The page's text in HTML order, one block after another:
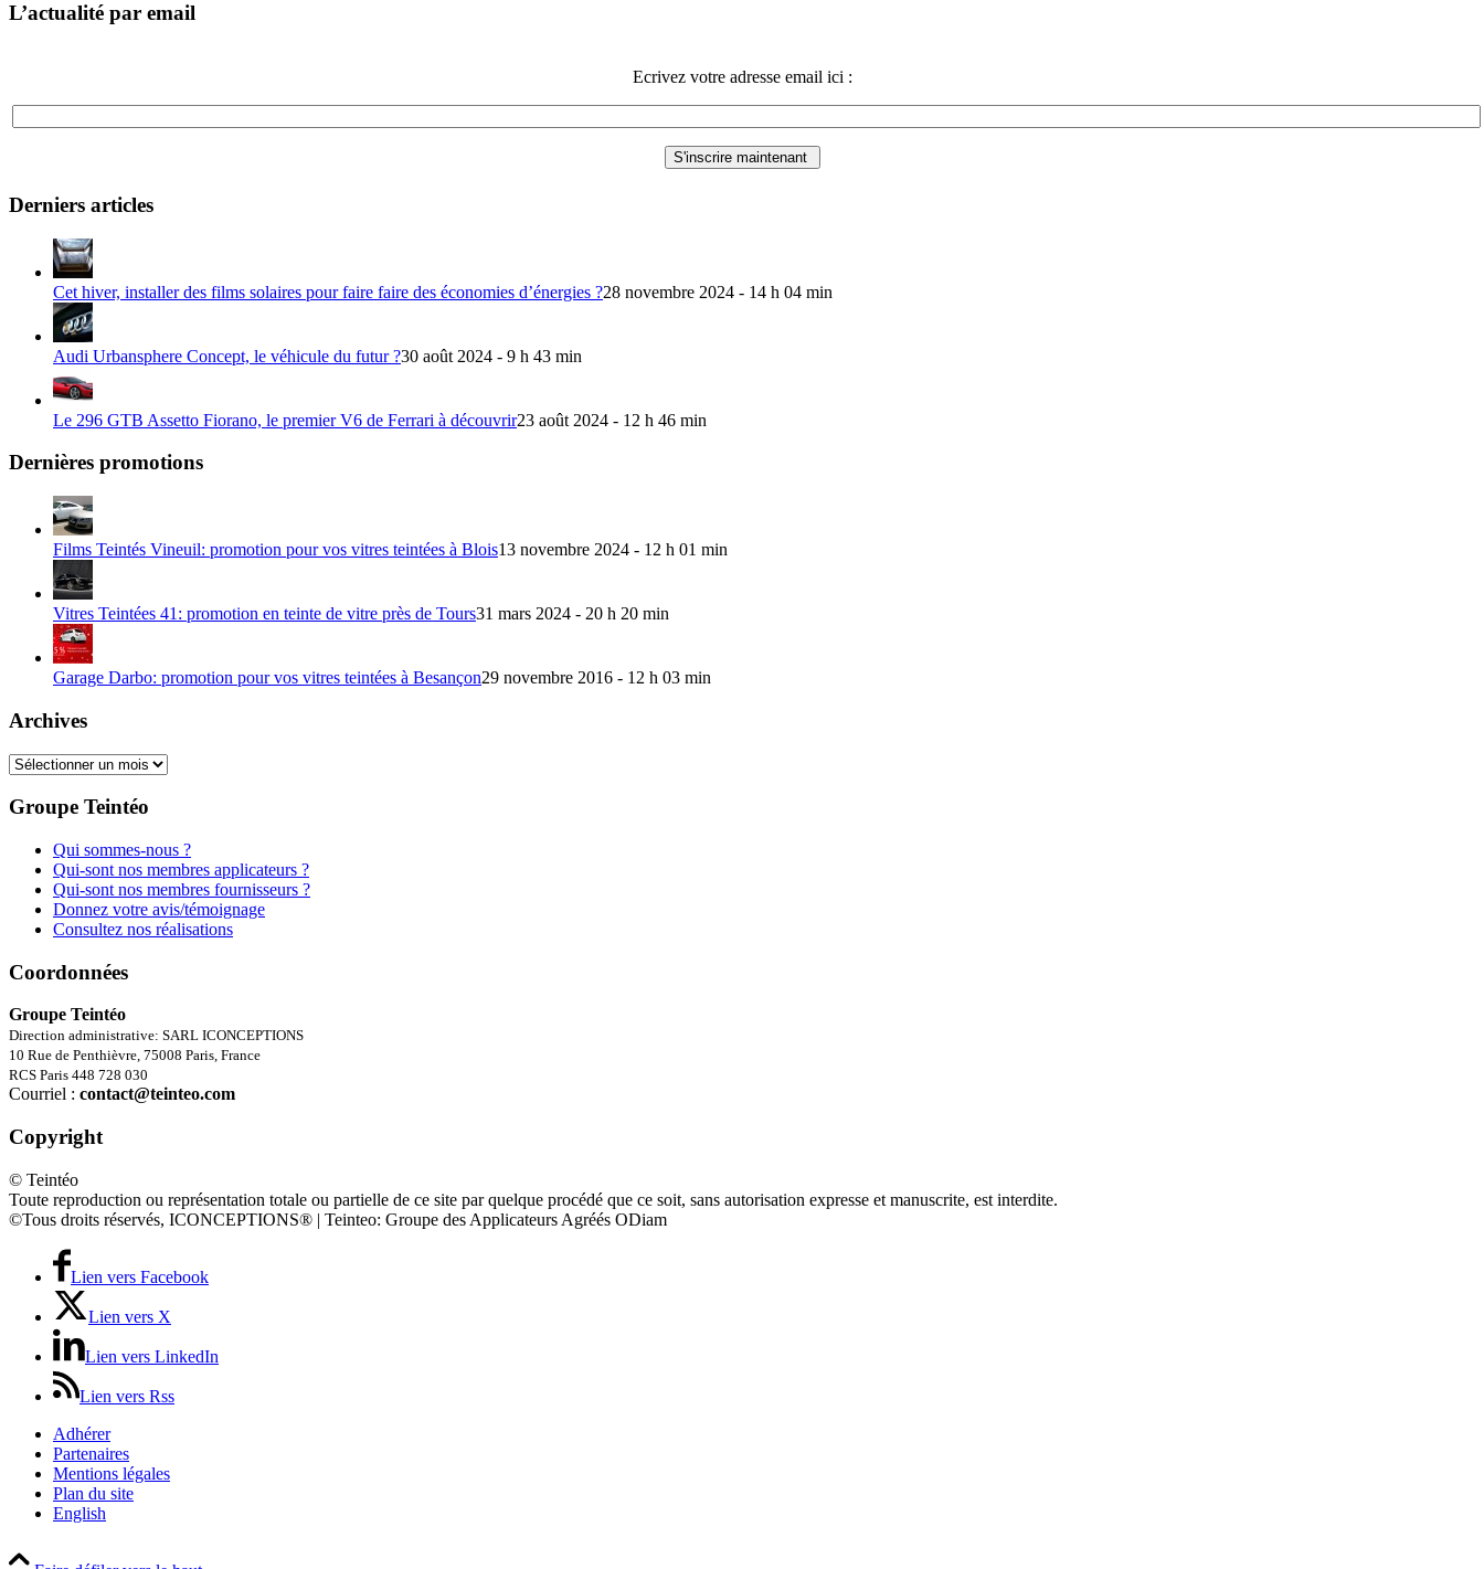
L’actualité par email
Ecrivez votre adresse email ici :
Derniers articles
Cet hiver, installer des films solaires pour faire faire des économies d’énergies ?28 novembre 2024 - 14 h 04 min
Audi Urbansphere Concept, le véhicule du futur ?30 août 2024 - 9 h 43 min
Le 296 GTB Assetto Fiorano, le premier V6 de Ferrari à découvrir23 août 2024 - 12 h 46 min
Dernières promotions
Films Teintés Vineuil: promotion pour vos vitres teintées à Blois13 novembre 2024 - 12 h 01 min
Vitres Teintées 41: promotion en teinte de vitre près de Tours31 mars 2024 - 20 h 20 min
Garage Darbo: promotion pour vos vitres teintées à Besançon29 novembre 2016 - 12 h 03 min
Archives
Archives
Groupe Teintéo
Qui sommes-nous ?
Qui-sont nos membres applicateurs ?
Qui-sont nos membres fournisseurs ?
Donnez votre avis/témoignage
Consultez nos réalisations
Coordonnées
Groupe Teintéo
Direction administrative: SARL ICONCEPTIONS
10 Rue de Penthièvre, 75008 Paris, France
RCS Paris 448 728 030
Courriel : contact@teinteo.com
Copyright
© Teintéo
Toute reproduction ou représentation totale ou partielle de ce site par quelque procédé que ce soit, sans autorisation expresse et manuscrite, est interdite.
©Tous droits réservés, ICONCEPTIONS® | Teinteo: Groupe des Applicateurs Agréés ODiam
Lien vers Facebook
Lien vers X
Lien vers LinkedIn
Lien vers Rss
Adhérer
Partenaires
Mentions légales
Plan du site
English